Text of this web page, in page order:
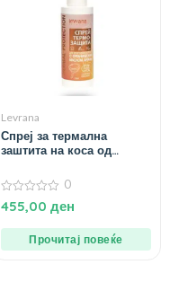
Levrana
Спреј за термална
заштита на коса од
мл.
0
од
0
455,00 ден
Прочитај повеќе